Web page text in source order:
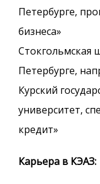
Петербурге,
бизнеса»
Стокгольмская
Петербурге,
Курский
университет,
кредит»
Карьера в КЭАЗ: